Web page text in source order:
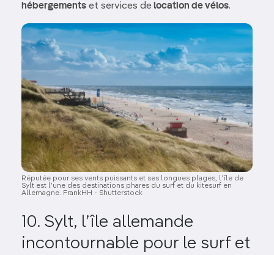
hébergements et services delocation de vélos.
Image
Réputée pour ses vents puissants et ses longues plages, l’île de
Sylt est l’une des destinations phares du surf et du kitesurf en
Allemagne. FrankHH - Shutterstock
10. Sylt, l’île allemande
incontournable pour le surf et